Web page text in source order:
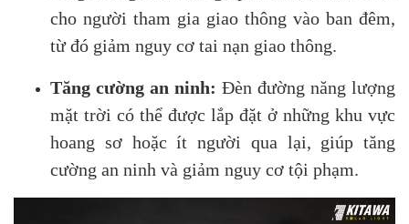
cho người tham gia giao thông vào ban đêm,
từ đó giảm nguy cơ tai nạn giao thông.
Tăng cường an ninh: Đèn đường năng lượng
mặt trời có thể được lắp đặt ở những khu vực
hoang sơ hoặc ít người qua lại, giúp tăng
cường an ninh và giảm nguy cơ tội phạm.